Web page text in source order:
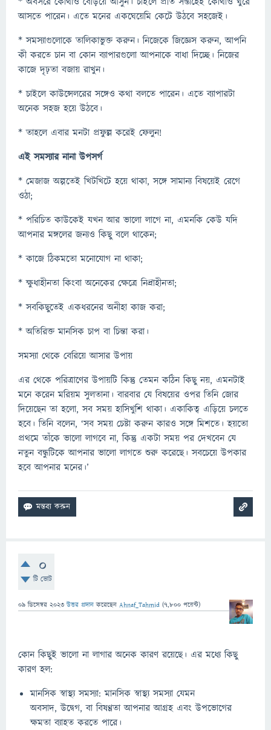
আসতে পারেন। এতে মনের একঘেয়েমি কেটে উঠবে সহজেই।
* সমস্যাগুলোকে তালিকাভুক্ত করুন। নিজেকে জিজ্ঞেস করুন, আপনি
কী করতে চান বা কোন ব্যাপারগুলো আপনাকে বাধা দিচ্ছে। নিজের
কাজে দৃঢ়তা বজায় রাখুন।
* চাইলে কাউন্সেলরের সঙ্গেও কথা বলতে পারেন। এতে ব্যাপারটা
অনেক সহজ হয়ে উঠবে।
* তাহলে এবার মনটা প্রফুল্ল করেই ফেলুন!
এই সমস্যার নানা উপসর্গ
* মেজাজ অল্পতেই খিটখিটে হয়ে থাকা, সঙ্গে সামান্য বিষয়েই রেগে
ওঠা;
* পরিচিত কাউকেই যখন আর ভালো লাগে না, এমনকি কেউ যদি
আপনার মঙ্গলের জন্যও কিছু বলে থাকেন;
* কাজে ঠিকমতো মনোযোগ না থাকা;
* ক্ষুধাহীনতা কিংবা অনেকের ক্ষেত্রে নিদ্রাহীনতা;
* সবকিছুতেই একধরনের অনীহা কাজ করা;
* অতিরিক্ত মানসিক চাপ বা চিন্তা করা।
সমস্যা থেকে বেরিয়ে আসার উপায়
এর থেকে পরিত্রাণের উপায়টি কিন্তু তেমন কঠিন কিছু নয়, এমনটাই
মনে করেন মরিয়ম সুলতানা। বারবার যে বিষয়ের ওপর তিনি জোর
দিয়েছেন তা হলো, সব সময় হাসিখুশি থাকা। একাকিত্ব এড়িয়ে চলতে
হবে। তিনি বলেন, ‘সব সময় চেষ্টা করুন কারও সঙ্গে মিশতে। হয়তো
প্রথমে তাঁকে ভালো লাগবে না, কিন্তু একটা সময় পর দেখবেন যে
নতুন বন্ধুটিকে আপনার ভালো লাগতে শুরু করেছে। সবচেয়ে উপকার
হবে আপনার মনের।’
0
টি ভোট
09 ডিসেম্বর 2023 উত্তর প্রদান করেছেন Ahnaf_Tahmid (7,800 পয়েন্ট)
কোন কিছুই ভালো না লাগার অনেক কারণ রয়েছে। এর মধ্যে কিছু
কারণ হল:
মানসিক স্বাস্থ্য সমস্যা: মানসিক স্বাস্থ্য সমস্যা যেমন
অবসাদ, উদ্বেগ, বা বিষণ্ণতা আপনার আগ্রহ এবং উপভোগের
ক্ষমতা ব্যাহত করতে পারে।